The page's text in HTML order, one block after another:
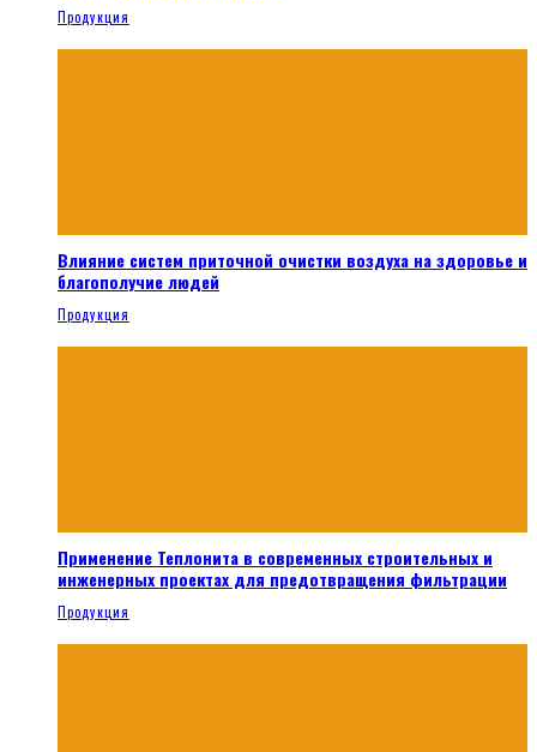
Продукция
Влияние систем приточной очистки воздуха на здоровье и
благополучие людей
Продукция
Применение Теплонита в современных строительных и
инженерных проектах для предотвращения фильтрации
Продукция